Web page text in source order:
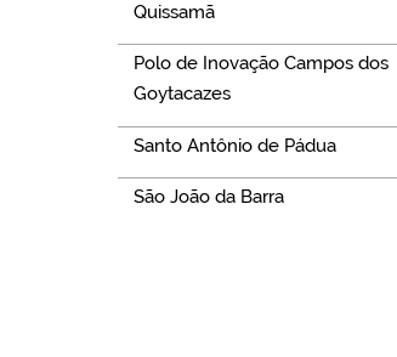
Quissamã
Polo de Inovação Campos dos
Goytacazes
Santo Antônio de Pádua
São João da Barra